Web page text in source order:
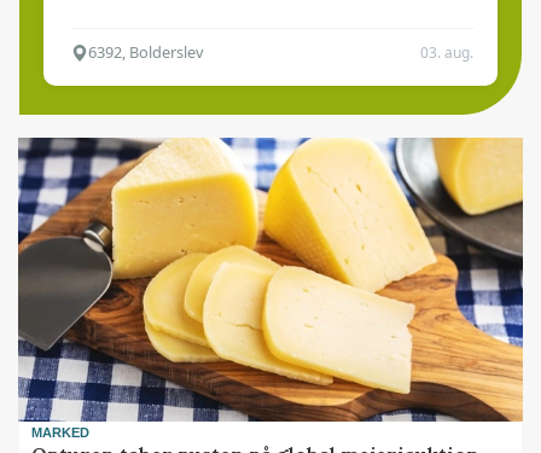
6392, Bolderslev 03. aug.
MARKED